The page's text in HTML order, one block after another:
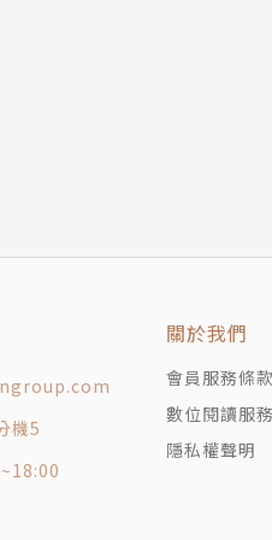
應該採取哪些步驟？優先順
，如何吸引新生代顧客？
前超過三秒鐘，產品就賣不
間的感動」，這是最低成本
洶，實體通路要如何突圍？
來的名產感覺沒那麼好吃
「樁腳」
數」，更要提昇「客單價」
機5
關於我們
會員服務條款
數位閱讀服
隱私權聲明